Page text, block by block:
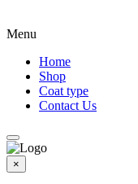
Menu
Home
Shop
Coat type
Contact Us
×